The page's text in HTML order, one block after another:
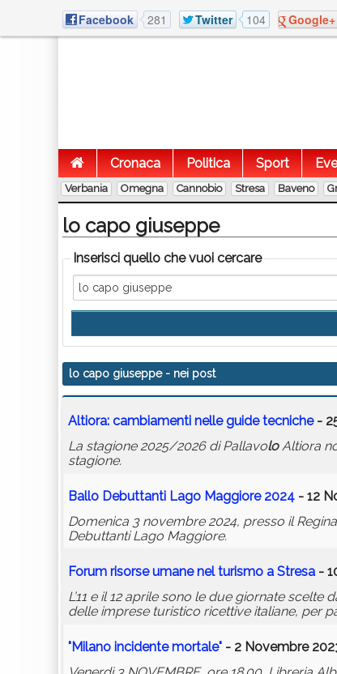
Facebook 281 Twitter 104 Google+
Cronaca
Politica Sport
Verbania Omegna Cannobio Stresa Baveno
lo capo giuseppe
Inserisci quello che vuoi cercare
lo capo giuseppe- nei post
Altiora: cambiamenti nelle guide tecniche-
La stagione 2025/2026 di PallavoloAltiora
stagione.
Ballo Debuttanti Lago Maggiore 2024 - 12
Domenica 3 novembre 2024, presso il
Debuttanti Lago Maggiore.
Forum risorse umane nel turismo a Stresa -
L’11 e il 12 aprile sono le due giornate
delle imprese turistico ricettive italiane, per
"Milano incidente mortale" - 2 Novembre